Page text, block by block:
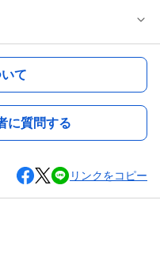
て
に質問する
リンクをコピー